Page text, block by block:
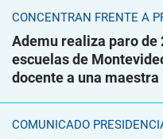
CONCENTRAN FRENTE A
Ademu realiza paro de
escuelas de
docente a una maestra
COMUNICADO